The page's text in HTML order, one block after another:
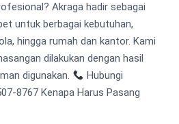
Akraga hadir sebagai
untuk berbagai kebutuhan,
hingga rumah dan kantor. Kami
dilakukan dengan hasil
digunakan.
Hubungi
8767 Kenapa Harus Pasang